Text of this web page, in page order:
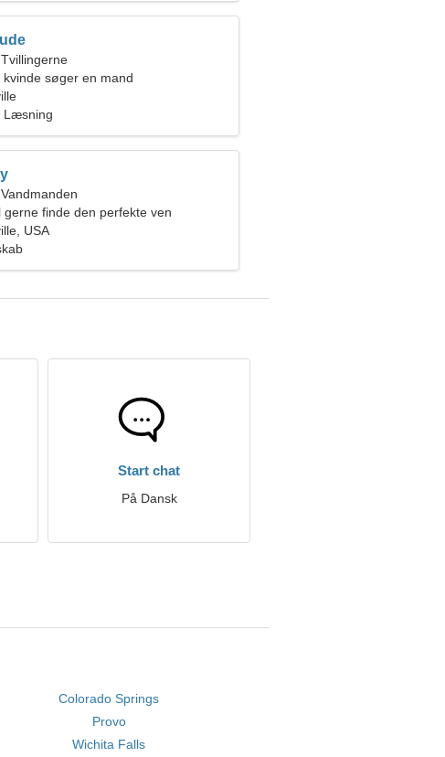
kvinde søger en mand
Læsning
gerne finde den perfekte ven
USA
Start chat
På Dansk
Colorado Springs
Provo
Wichita Falls